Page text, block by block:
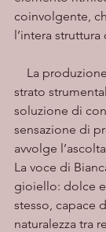
coinvolgente,
l’intera
strato
soluzione di
sensazione di
avvolge
La voce di
gioiello: dolce
stesso, capace
naturalezza tra